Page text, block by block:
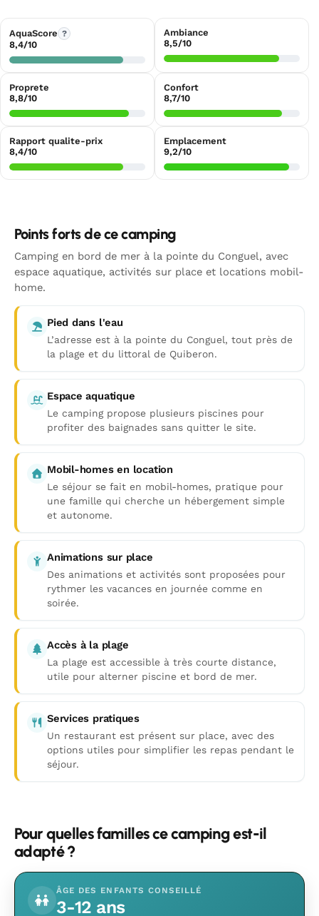
AquaScore ?
8,4/10
Ambiance
8,5/10
Proprete
8,8/10
Confort
8,7/10
Rapport qualite-prix
8,4/10
Emplacement
9,2/10
Points forts de ce camping
Camping en bord de mer à la pointe du Conguel, avec
espace aquatique, activités sur place et locations mobil-
home.
Pied dans l'eau
L’adresse est à la pointe du Conguel, tout près de
la plage et du littoral de Quiberon.
Espace aquatique
Le camping propose plusieurs piscines pour
profiter des baignades sans quitter le site.
Mobil-homes en location
Le séjour se fait en mobil-homes, pratique pour
une famille qui cherche un hébergement simple
et autonome.
Animations sur place
Des animations et activités sont proposées pour
rythmer les vacances en journée comme en
soirée.
Accès à la plage
La plage est accessible à très courte distance,
utile pour alterner piscine et bord de mer.
Services pratiques
Un restaurant est présent sur place, avec des
options utiles pour simplifier les repas pendant le
séjour.
Pour quelles familles ce camping est-il
adapté ?
ÂGE DES ENFANTS CONSEILLÉ
3-12 ans